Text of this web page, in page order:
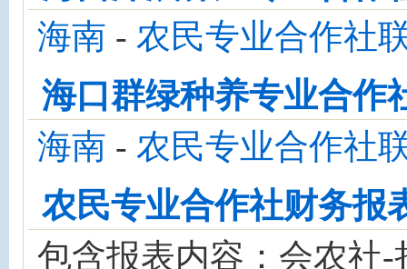
海南 - 农民专业合作社
海口群绿种养专业合作
海南 - 农民专业合作社
农民专业合作社财务报
包含报表内容：会农社